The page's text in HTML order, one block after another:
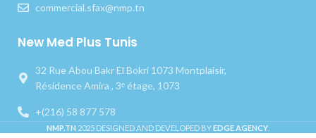
commercial.sfax@nmp.tn
New Med Plus Tunis
32 Rue Abou Bakr El Bokri 1073 Montplaisir,
Résidence Amira , 3ᵉ étage, 1073
+(216) 58 877 578
NMP.TN 2025 DESIGNED AND DEVELOPED BYEDGE AGENCY